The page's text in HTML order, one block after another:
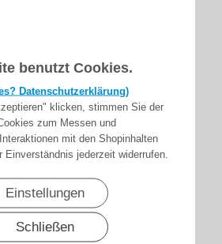
benutzt Cookies.
Datenschutzerklärung)
klicken, stimmen Sie der
zum Messen und
mit den Shopinhalten
jederzeit widerrufen.
Einstellungen
Schließen
Lüsterklemme,
max. 4,0 mm²,
12-polig, 1,0 bis max. 4,0 mm²,
!